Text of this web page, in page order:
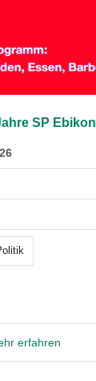
SP Ebikon
erfahren